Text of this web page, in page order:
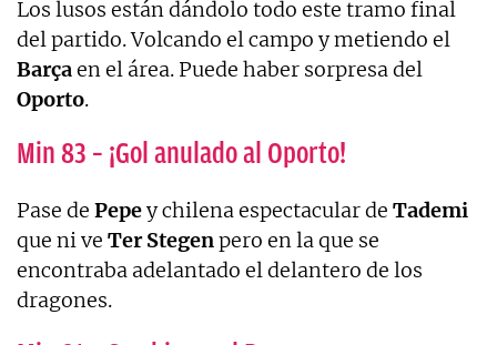
Los lusos están dándolo todo este tramo final
del partido. Volcando el campo y metiendo el
Barçaen el área. Puede haber sorpresa del
Oporto.
Min 83 – ¡Gol anulado al Oporto!
Pase de Pepey chilena espectacular de Tademi
que ni ve Ter Stegenpero en la que se
encontraba adelantado el delantero de los
dragones.